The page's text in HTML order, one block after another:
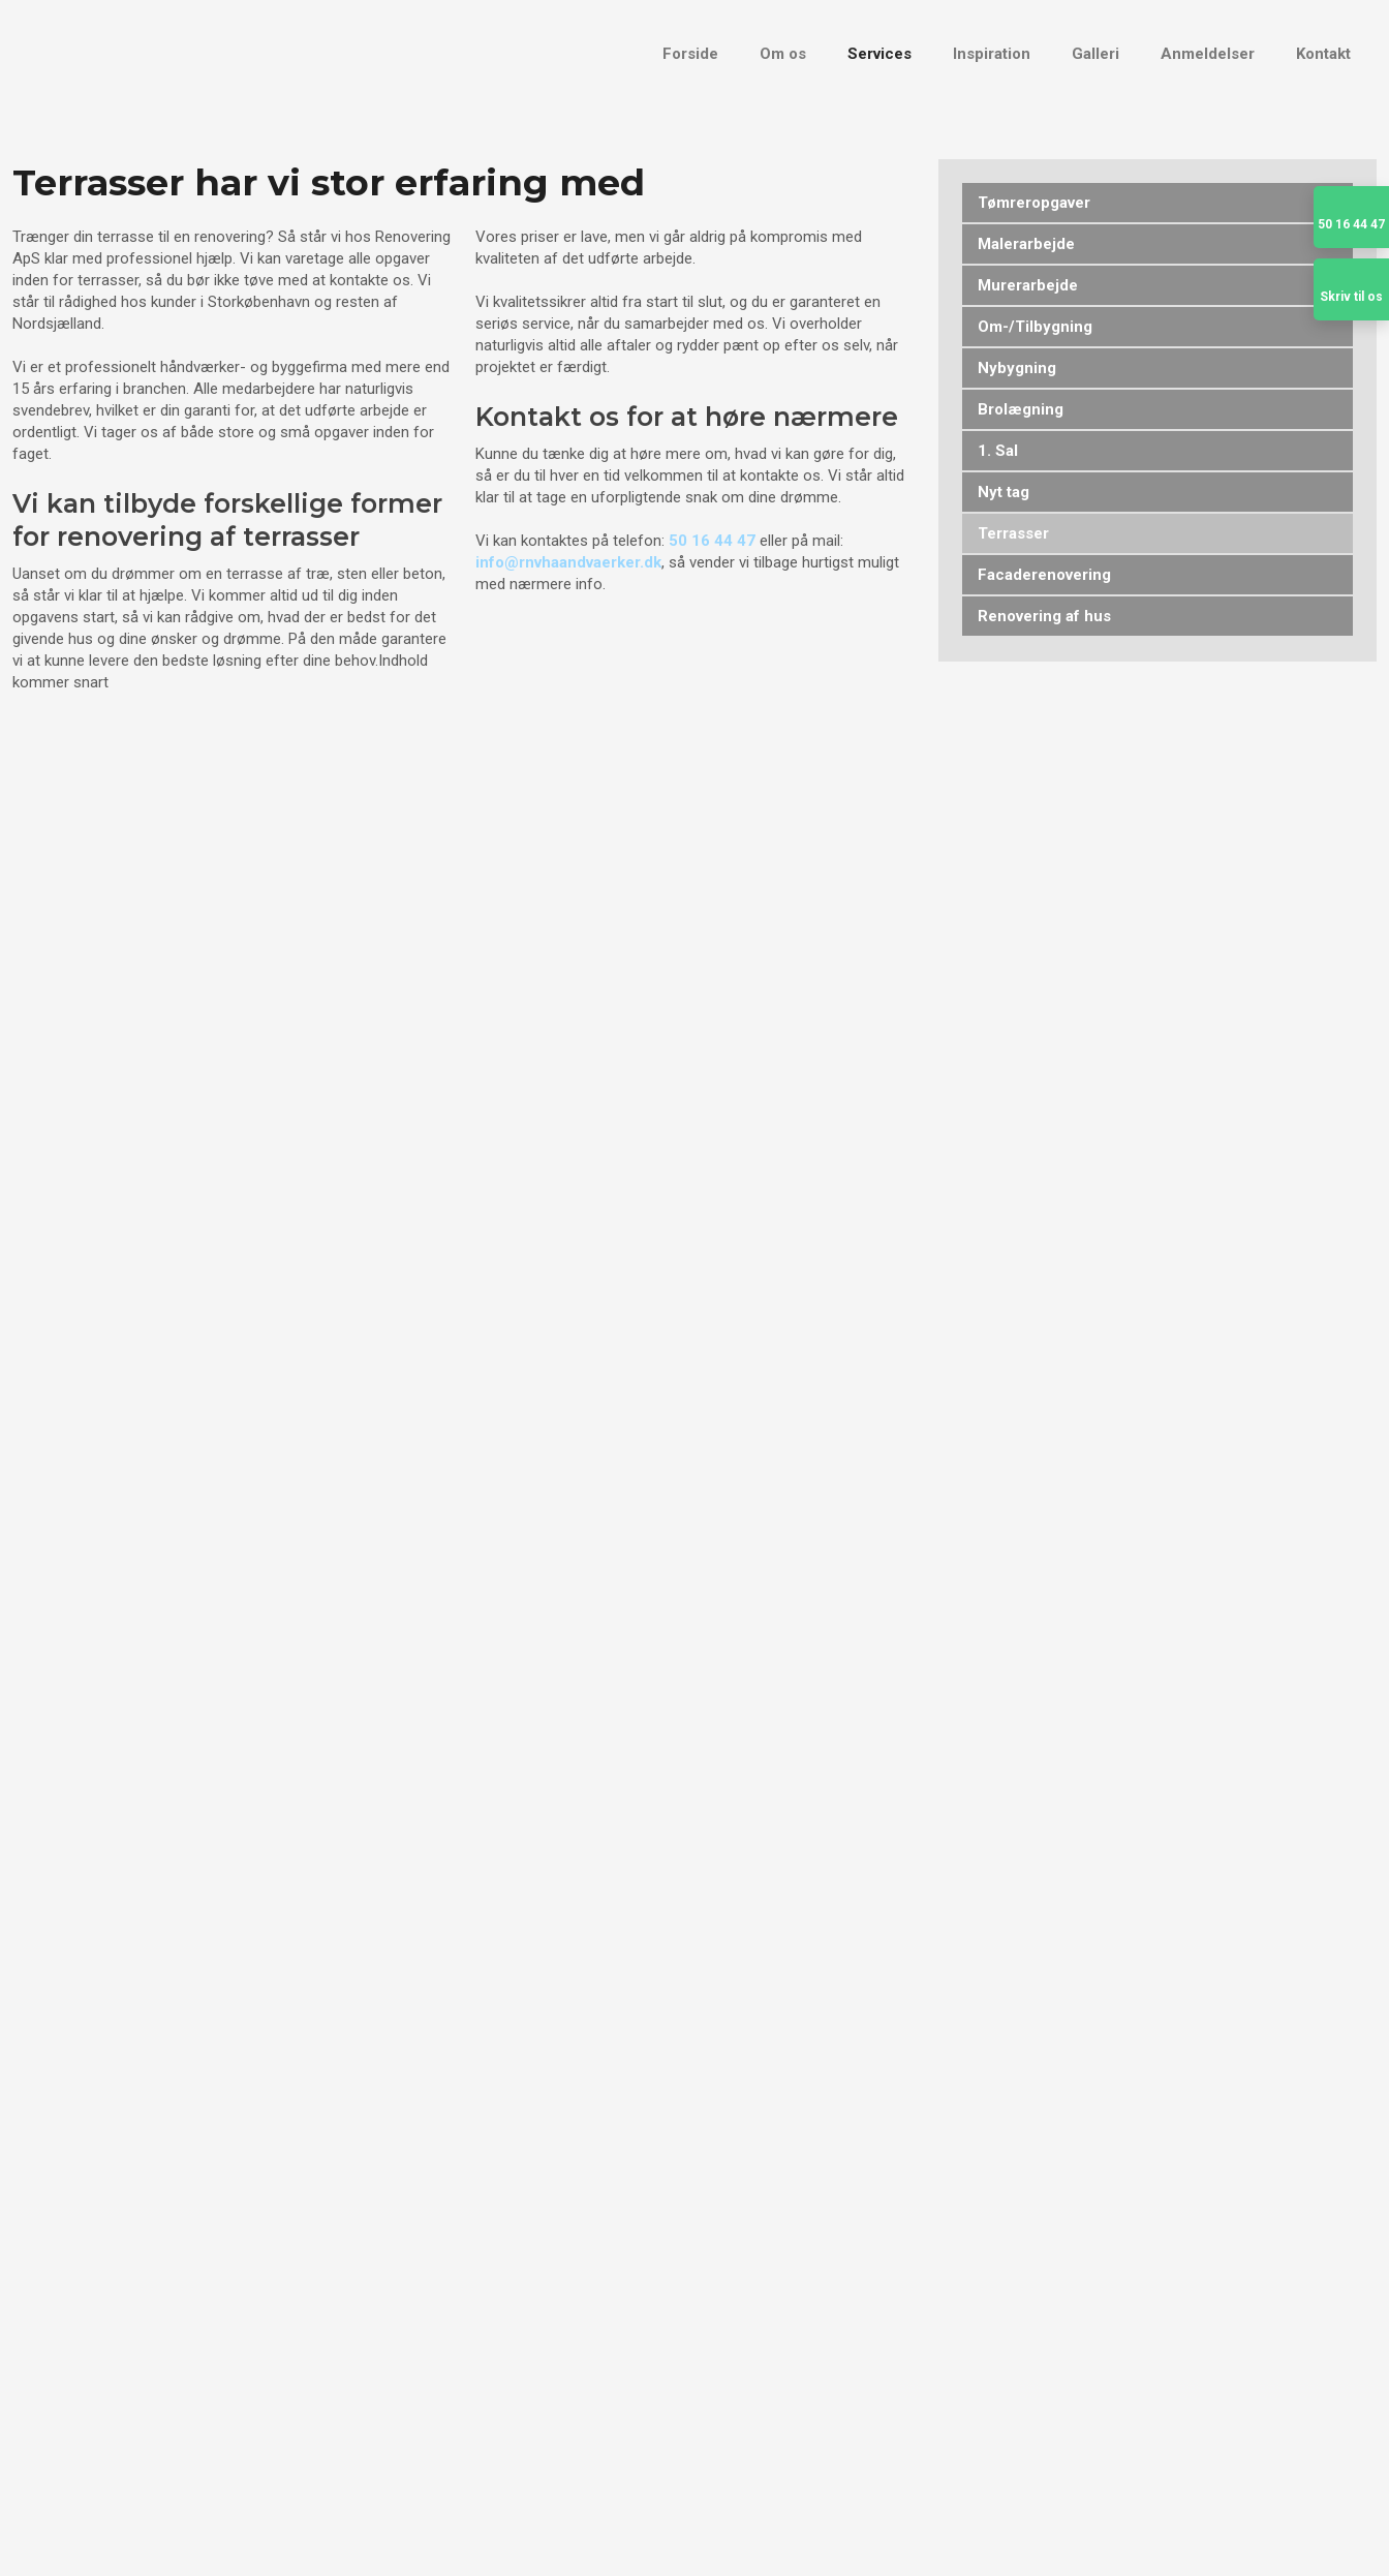
Forside Om os Services Inspiration Galleri Anmeldelser Kontakt
50 16 44 47
Skriv til os
Terrasser har vi stor erfaring med​
Trænger din terrasse til en renovering? Så står vi hos Renovering
ApS klar med professionel hjælp. Vi kan varetage alle opgaver
inden for terrasser, så du bør ikke tøve med at kontakte os. Vi
står til rådighed hos kunder i Storkøbenhavn og resten af
Nordsjælland.
Vi er et professionelt håndværker- og byggefirma med mere end
15 års erfaring i branchen. Alle medarbejdere har naturligvis
svendebrev, hvilket er din garanti for, at det udførte arbejde er
ordentligt. Vi tager os af både store og små opgaver inden for
faget.
Vi kan tilbyde forskellige former
for renovering af terrasser
Uanset om du drømmer om en terrasse af træ, sten eller beton,
så står vi klar til at hjælpe. Vi kommer altid ud til dig inden
opgavens start, så vi kan rådgive om, hvad der er bedst for det
givende hus og dine ønsker og drømme. På den måde garantere
vi at kunne levere den bedste løsning efter dine behov.​Indhold
kommer snart
Vores priser er lave, men vi går aldrig på kompromis med
kvaliteten af det udførte arbejde.
Vi kvalitetssikrer altid fra start til slut, og du er garanteret en
seriøs service, når du samarbejder med os. Vi overholder
naturligvis altid alle aftaler og rydder pænt op efter os selv, når
projektet er færdigt.
Kontakt os for at høre nærmere
Kunne du tænke dig at høre mere om, hvad vi kan gøre for dig,
så er du til hver en tid velkommen til at kontakte os. Vi står altid
klar til at tage en uforpligtende snak om dine drømme.
Vi kan kontaktes på telefon: 50 16 44 47eller på mail:
info@rnvhaandvaerker.dk, så vender vi tilbage hurtigst muligt
med nærmere info.​
Tømreropgaver
Malerarbejde
Murerarbejde
Om-/Tilbygning
Nybygning
Brolægning
1. Sal
Nyt tag​
Terrasser
Facaderenovering​
Renovering af hus